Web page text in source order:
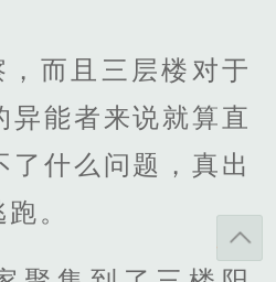
，而且三层楼对于
异能者来说就算直
了什么问题，真出
。